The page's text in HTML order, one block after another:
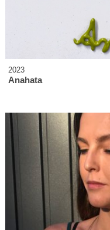
2023
Anahata